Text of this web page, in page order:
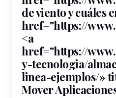
devientoy cuáles
href="https://
<a
href="https://
y-tecnologia/
linea-ejemplos/»
Mover